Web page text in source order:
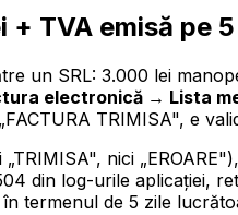
TVA emisă pe
un SRL: 3.000 lei
electronică → Lista
TRIMISA", e
nici
din log-urile aplicației,
termenul de 5 zile